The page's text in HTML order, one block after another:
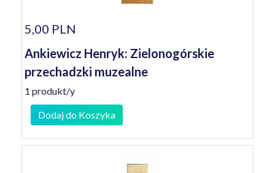
5,00 PLN
Ankiewicz Henryk: Zielonogórskie
przechadzki muzealne
1 produkt/y
Dodaj do Koszyka